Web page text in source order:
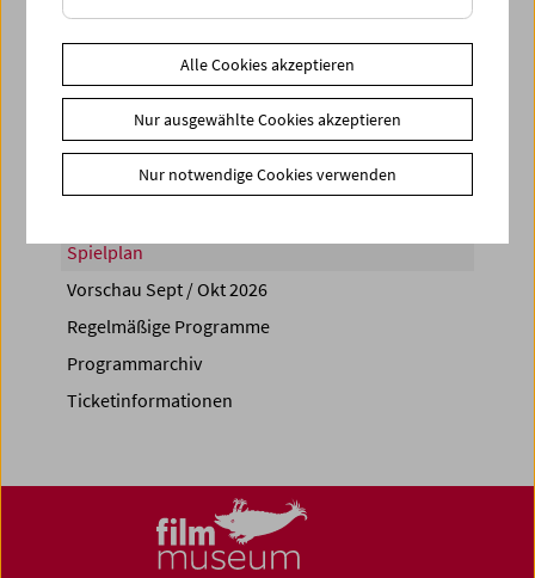
Share on
Spielplan
Vorschau Sept / Okt 2026
Regelmäßige Programme
Programmarchiv
Ticketinformationen
Alle Cookies akzeptieren
Nur ausgewählte Cookies akzeptieren
Nur notwendige Cookies verwenden